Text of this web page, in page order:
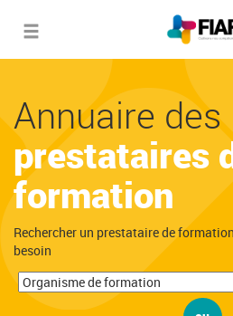
Toggle
Annuaire des
prestataires
formation
Rechercher un prestataire de
besoin